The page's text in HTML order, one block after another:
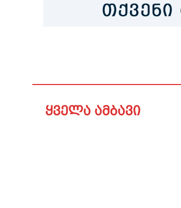
ყველა ამბავი